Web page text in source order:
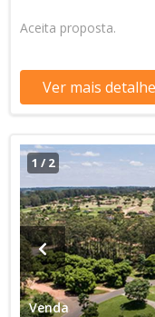
Aceita proposta.
Ver mais
1 / 2
Venda